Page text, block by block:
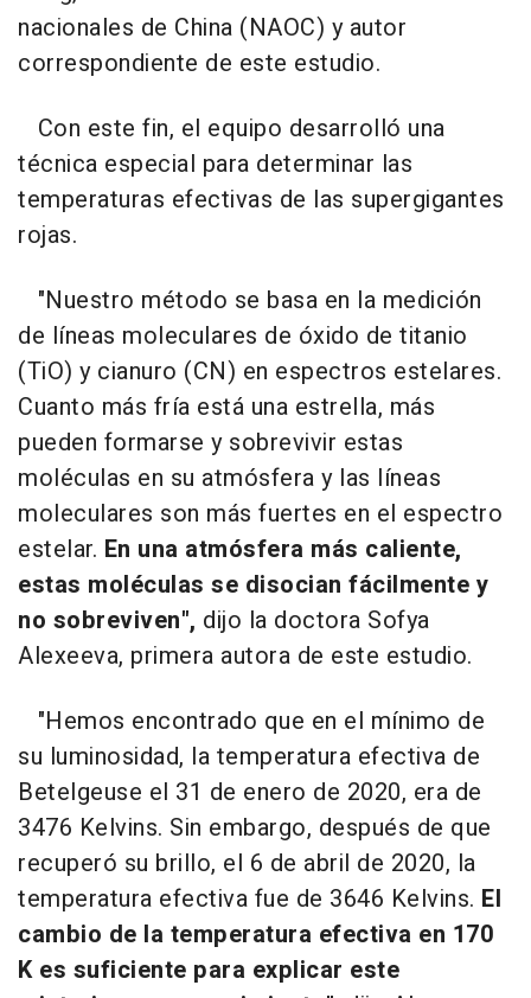
nacionales de China (NAOC) y autor
correspondiente de este estudio.
Con este fin, el equipo desarrolló una
técnica especial para determinar las
temperaturas efectivas de las supergigantes
rojas.
"Nuestro método se basa en la medición
de líneas moleculares de óxido de titanio
(TiO) y cianuro (CN) en espectros estelares.
Cuanto más fría está una estrella, más
pueden formarse y sobrevivir estas
moléculas en su atmósfera y las líneas
moleculares son más fuertes en el espectro
estelar. En una atmósfera más caliente,
estas moléculas se disocian fácilmente y
no sobreviven", dijo la doctora Sofya
Alexeeva, primera autora de este estudio.
"Hemos encontrado que en el mínimo de
su luminosidad, la temperatura efectiva de
Betelgeuse el 31 de enero de 2020, era de
3476 Kelvins. Sin embargo, después de que
recuperó su brillo, el 6 de abril de 2020, la
temperatura efectiva fue de 3646 Kelvins. El
cambio de la temperatura efectiva en 170
K es suficiente para explicar este